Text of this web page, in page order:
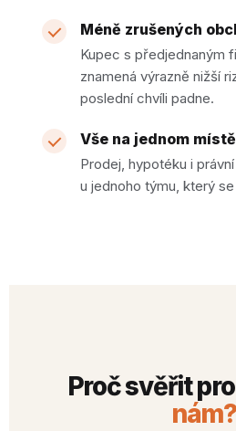
Méně zrušených
Kupec s předjednaným
znamená výrazně nižší
poslední chvíli padne.
Vše na jednom místě
Prodej, hypotéku i
u jednoho týmu, který se
Proč svěřit
nám?